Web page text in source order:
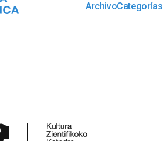
ArchivoCategorías